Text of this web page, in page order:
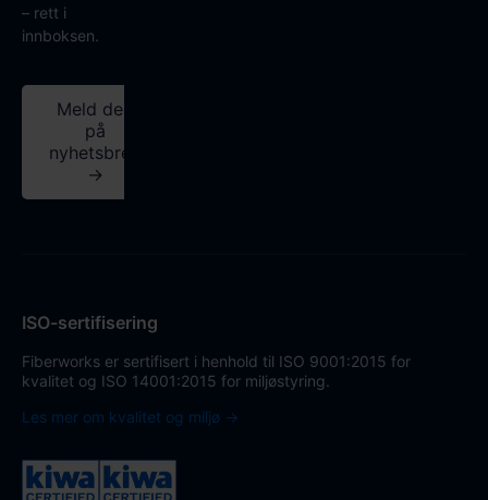
– rett i
innboksen.
Meld deg
på
nyhetsbrev
→
ISO-sertifisering
Fiberworks er sertifisert i henhold til ISO 9001:2015 for
kvalitet og ISO 14001:2015 for miljøstyring.
Les mer om kvalitet og miljø →